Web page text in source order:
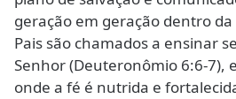
geração em geração dentro
Pais são chamados a ensinar
Senhor (Deuteronômio 6:6-7),
onde a fé é nutrida e